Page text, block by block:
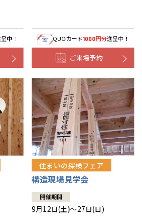
場
中！ QUOカード1000円分進呈中！
ご来場予約
住まいの探検フェア
構造現場見学会
開催期間
9月12日(土)～27日(日)